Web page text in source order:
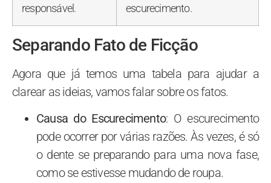
responsável.
escurecimento.
Separando Fato de Ficção
Agora que já temos uma tabela para ajudar a
clarear as ideias, vamos falar sobre os fatos.
Causa do Escurecimento: O escurecimento
pode ocorrer por várias razões. Às vezes, é só
o dente se preparando para uma nova fase,
como se estivesse mudando de roupa.